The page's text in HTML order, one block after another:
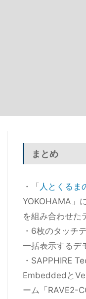
まとめ
・「 人とくるま
YOKOHAMA」
を組み合わせた
・6枚のタッチ
一括表示するデ
・SAPPHIRE
Embeddedと
ーム「RAVE2-